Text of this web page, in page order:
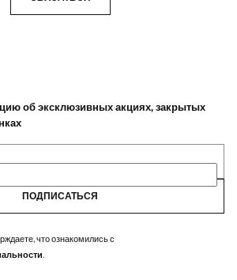
об эксклюзивных акциях, закрытых
ПОДПИСАТЬСЯ
что ознакомились с
.